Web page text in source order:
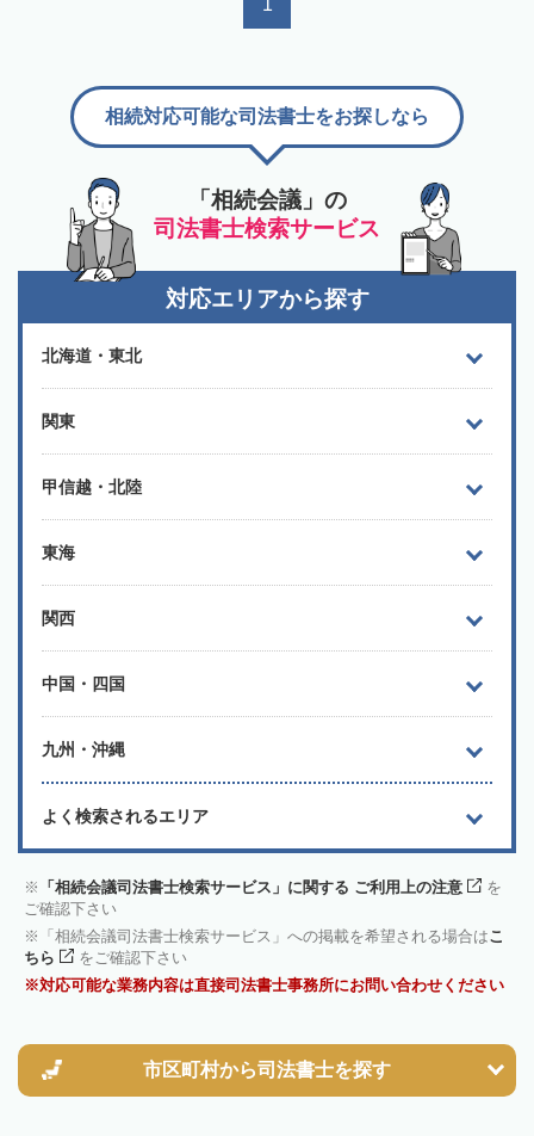
「相続会議」の
司法書士検索サービス
相続対応可能な司法書士をお探しなら
対応エリアから探す
北海道・東北
関東
甲信越・北陸
東海
関西
中国・四国
九州・沖縄
よく検索されるエリア
「相続会議司法書士検索サービス」に関する ご利用上の注意
を
ご確認下さい
「相続会議司法書士検索サービス」への掲載を希望される場合はこ
ちら
をご確認下さい
対応可能な業務内容は直接司法書士事務所にお問い合わせください
市区町村から司法書士を探す